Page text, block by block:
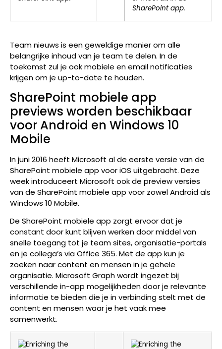
SharePoint app.
Team nieuws is een geweldige manier om alle
belangrijke inhoud van je team te delen. In de
toekomst zul je ook mobiele en email notificaties
krijgen om je up-to-date te houden.
SharePoint mobiele app
previews worden beschikbaar
voor Android en Windows 10
Mobile
In juni 2016 heeft Microsoft al de eerste versie van de
SharePoint mobiele app voor iOS uitgebracht. Deze
week introduceert Microsoft ook de preview versies
van de SharePoint mobiele app voor zowel Android als
Windows 10 Mobile.
De SharePoint mobiele app zorgt ervoor dat je
constant door kunt blijven werken door middel van
snelle toegang tot je team sites, organisatie-portals
en je collega’s via Office 365. Met de app kun je
zoeken naar content en mensen in je gehele
organisatie. Microsoft Graph wordt ingezet bij
verschillende in-app mogelijkheden door je relevante
informatie te bieden die je in verbinding stelt met de
content en mensen waar je het vaak mee
samenwerkt.